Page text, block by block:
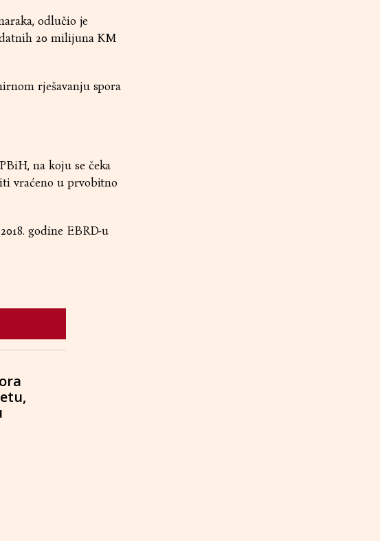
odlučio je
20 milijuna KM
rješavanju spora
na koju se čeka
vraćeno u prvobitno
godine EBRD-u